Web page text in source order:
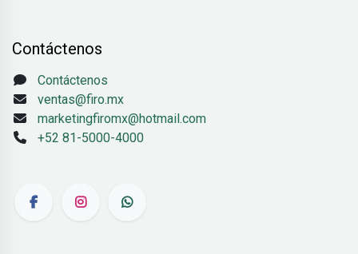
Contáctenos
Contáctenos
ventas@firo.mx
marketingfiromx@hotmail.com
+52 81-5000-4000